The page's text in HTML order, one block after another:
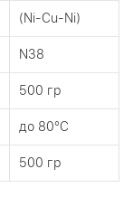
(Ni-Cu-Ni)
N38
500 гр
до 80°C
500 гр